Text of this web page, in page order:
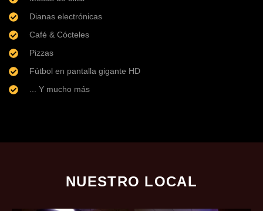
Dianas electrónicas
Café & Cócteles
Pizzas
Fútbol en pantalla gigante HD
... Y mucho más
NUESTRO LOCAL